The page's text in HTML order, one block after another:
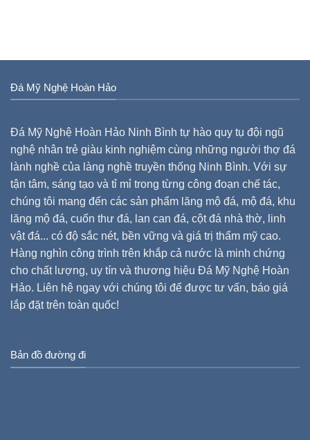
Đá Mỹ Nghệ Hoàn Hảo
Đá Mỹ Nghệ Hoàn Hảo Ninh Bình tự hào quy tụ đội ngũ
nghệ nhân trẻ giàu kinh nghiệm cùng những người thợ đá
lành nghề của làng nghề truyền thống Ninh Bình. Với sự
tận tâm, sáng tạo và tỉ mỉ trong từng công đoạn chế tác,
chúng tôi mang đến các sản phẩm lăng mộ đá, mộ đá, khu
lăng mộ đá, cuốn thư đá, lan can đá, cột đá nhà thờ, linh
vật đá... có độ sắc nét, bền vững và giá trị thẩm mỹ cao.
Hàng nghìn công trình trên khắp cả nước là minh chứng
cho chất lượng, uy tín và thương hiệu Đá Mỹ Nghệ Hoàn
Hảo. Liên hệ ngay với chúng tôi để được tư vấn, báo giá
lắp đặt trên toàn quốc!
Bản đồ đường đi